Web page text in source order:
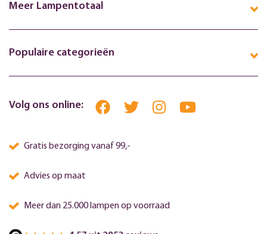
Meer Lampentotaal
Populaire categorieën
Volg ons online:
Gratis bezorging vanaf 99,-
Advies op maat
Meer dan 25.000 lampen op voorraad